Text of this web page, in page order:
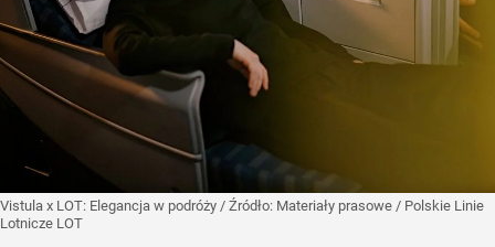
Vistula x LOT: Elegancja w podróży / Źródło: Materiały prasowe / Polskie Linie
Lotnicze LOT